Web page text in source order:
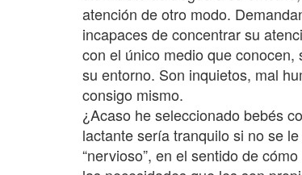
atención de otro modo.
incapaces de concentrar su
con el único medio que
su entorno. Son inquietos, mal
consigo mismo.
¿Acaso he seleccionado bebés
lactante sería tranquilo si no se
“nervioso”, en el sentido de